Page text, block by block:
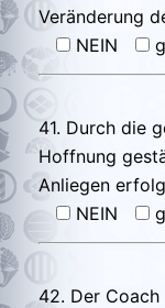
Veränderung
NEIN
41. Durch die
Hoffnung
Anliegen
NEIN
42. Der